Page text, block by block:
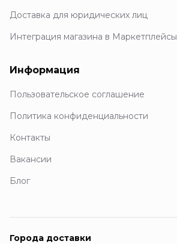
Доставка для юридических лиц
Интеграция магазина в Маркетплейсы
Информация
Пользовательское соглашение
Политика конфиденциальности
Контакты
Вакансии
Блог
Города доставки